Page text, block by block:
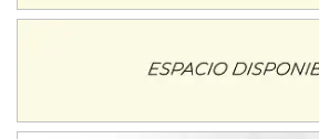
La Rioja (La Rioja)
Autódromo de Neuquén (Asfalto)
CENTRO BONAERENSE - F6